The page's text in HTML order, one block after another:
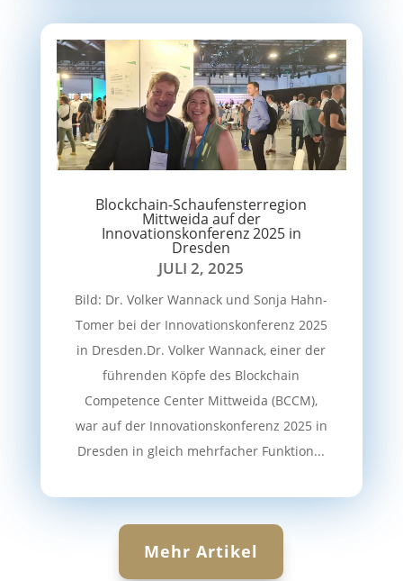
Blockchain-Schaufensterregion
Mittweida auf der
Innovationskonferenz 2025 in
Dresden
JULI 2, 2025
Bild: Dr. Volker Wannack und Sonja Hahn-
Tomer bei der Innovationskonferenz 2025
in Dresden.Dr. Volker Wannack, einer der
führenden Köpfe des Blockchain
Competence Center Mittweida (BCCM),
war auf der Innovationskonferenz 2025 in
Dresden in gleich mehrfacher Funktion...
Mehr Artikel